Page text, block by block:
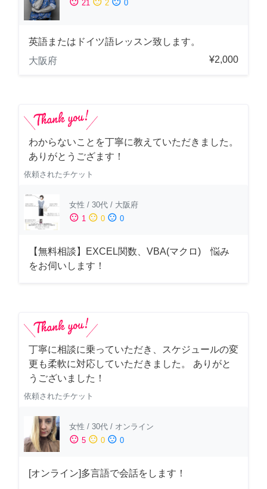
21 2 0
英語またはドイツ語レッスン致します。
大阪府
¥2,000
わからないことを丁寧に教えていただきました。
ありがとうござます！
依頼されたチケット
女性 / 30代 / 大阪府
sentiment_satisfied 1 sentiment_neutral 0 sentiment_dissatisfied 0
【無料相談】EXCEL関数、VBA(マクロ) 悩み
をお伺いします！
丁寧に相談に乗っていただき、スケジュールの変
更も柔軟に対応していただきました。 ありがと
うございました！
依頼されたチケット
女性 / 30代 / オンライン
sentiment_satisfied 5 sentiment_neutral 0 sentiment_dissatisfied 0
[オンライン]多言語で会話をします！